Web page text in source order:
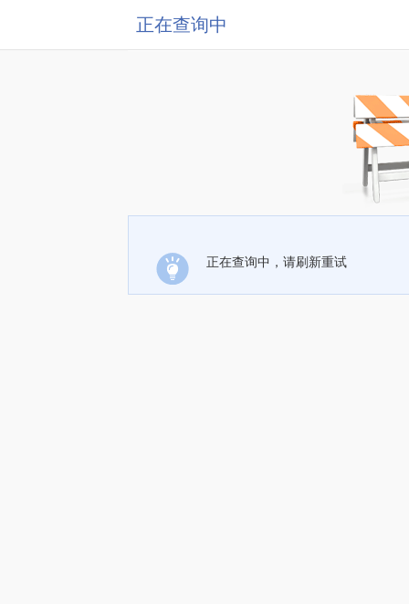
正在查询中
正在查询中，请刷新重试